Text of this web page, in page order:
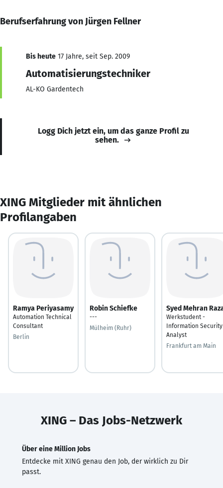
Berufserfahrung von Jürgen Fellner
Bis heute 17 Jahre, seit Sep. 2009
Automatisierungstechniker
AL-KO Gardentech
Logg Dich jetzt ein, um das ganze Profil zu
sehen.
XING Mitglieder mit ähnlichen
Profilangaben
Ramya Periyasamy
Automation Technical
Consultant
Berlin
Robin Schiefke
---
Mülheim (Ruhr)
Syed Mehran
Werkstudent -
Information Security
Analyst
Frankfurt am Main
XING – Das Jobs-Netzwerk
Über eine Million Jobs
Entdecke mit XING genau den Job, der wirklich zu Dir
passt.